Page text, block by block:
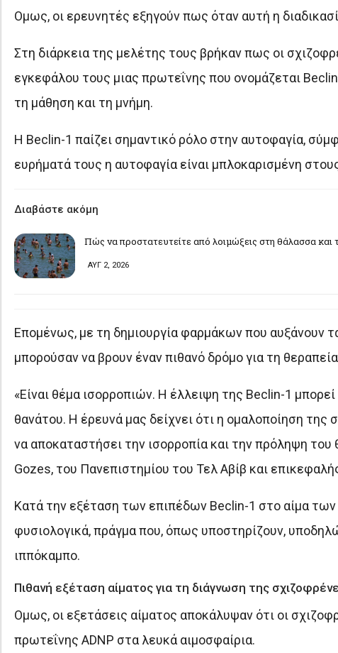
Ομως, οι ερευνητές εξηγούν πως όταν αυτή η
Στη διάρκεια της μελέτης τους βρήκαν πως οι
εγκεφάλου τους μιας πρωτεΐνης που ονομάζεται
τη μάθηση και τη μνήμη.
Η Beclin-1 παίζει σημαντικό ρόλο στην αυτοφαγία,
ευρήματά τους η αυτοφαγία είναι μπλοκαρισμένη
Διαβάστε ακόμη
Πώς να προστατευτείτε από λοιμώξεις στη θάλασσα και
ΑΥΓ 2, 2026
Επομένως, με τη δημιουργία φαρμάκων που αυξάνουν
μπορούσαν να βρουν έναν πιθανό δρόμο για τη
«Είναι θέμα ισορροπιών. Η έλλειψη της Beclin-1
θανάτου. Η έρευνά μας δείχνει ότι η ομαλοποίηση
να αποκαταστήσει την ισορροπία και την πρόληψη
Gozes, του Πανεπιστημίου του Τελ Αβίβ και
Κατά την εξέταση των επιπέδων Βeclin-1 στο αίμα
φυσιολογικά, πράγμα που, όπως υποστηρίζουν,
ιππόκαμπο.
Πιθανή εξέταση αίματος για τη διάγνωση της
Ομως, οι εξετάσεις αίματος αποκάλυψαν ότι οι
πρωτεΐνης ADNP στα λευκά αιμοσφαίρια.